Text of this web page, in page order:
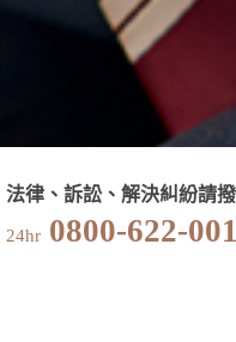
法律、訴訟、解決糾紛請撥
24hr 0800-622-001